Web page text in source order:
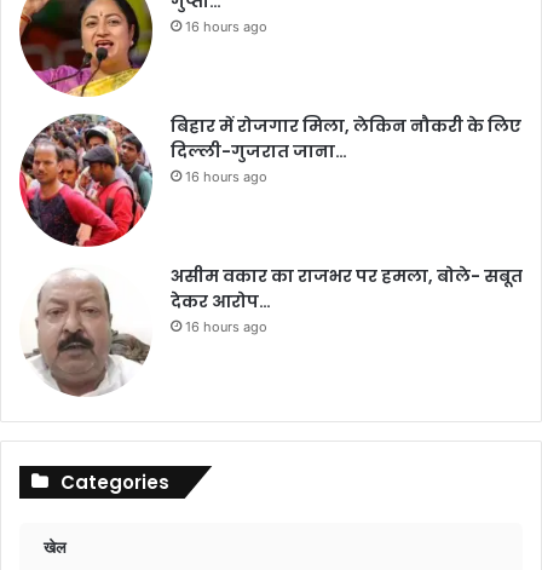
16 hours ago
बिहार में रोजगार मिला, लेकिन नौकरी के लिए
दिल्ली-गुजरात जाना…
16 hours ago
असीम वकार का राजभर पर हमला, बोले- सबूत
देकर आरोप…
16 hours ago
Categories
खेल